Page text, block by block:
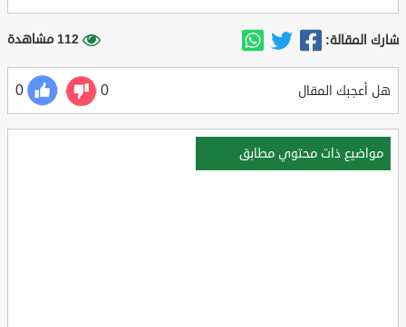
شارك المقالة: 112 مشاهدة
هل أعجبك المقال 0
0
مواضيع ذات محتوي مطابق